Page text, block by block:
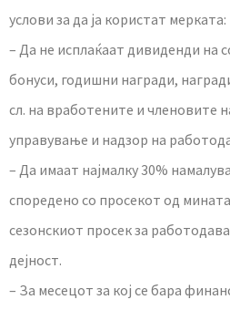
услови за да ја користат мерката:
– Да не исплаќаат дивиденди на
бонуси, годишни награди,
сл. на вработените и членовите
управување и надзор на
– Да имаат најмалку 30%
споредено со просекот од
сезонскиот просек за
дејност.
– За месецот за кој се бара